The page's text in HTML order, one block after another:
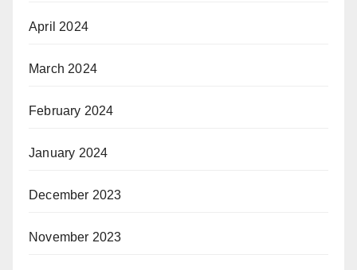
April 2024
March 2024
February 2024
January 2024
December 2023
November 2023